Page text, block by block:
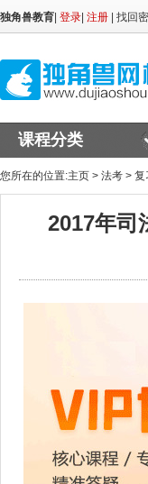
独角兽教育 登录 注册 找回
课程分类
您所在的位置:主页 > 法考 > 复
2017年司